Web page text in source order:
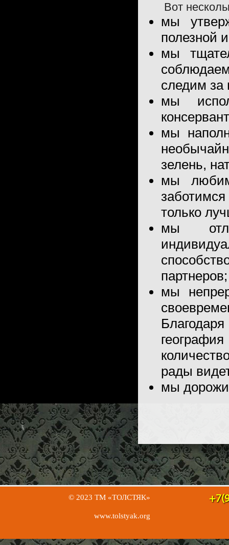
Вот
мы
полезной
мы
следим за
мы
мы
зелень,
мы
только
мы
партнеров;
мы
рады
мы
© 2023 ТМ «ТОЛСТЯК»
www.tolstyak.org